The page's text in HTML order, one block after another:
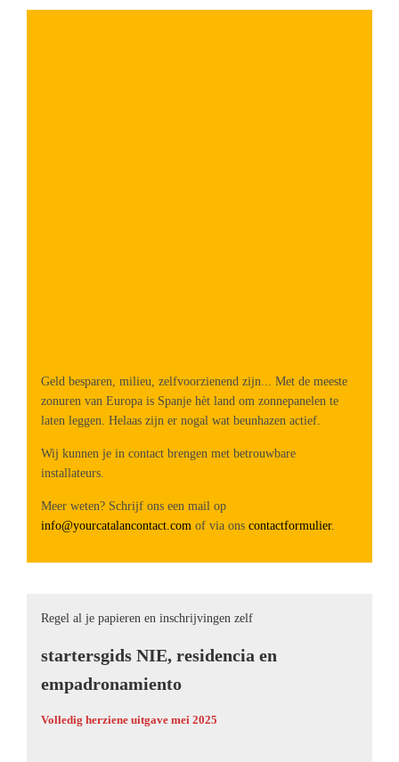
Geld besparen, milieu, zelfvoorzienend zijn... Met de meeste
zonuren van Europa is Spanje hèt land om zonnepanelen te
laten leggen. Helaas zijn er nogal wat beunhazen actief.
Wij kunnen je in contact brengen met betrouwbare
installateurs.
Meer weten? Schrijf ons een mail op
info@yourcatalancontact.com of via ons contactformulier.
Regel al je papieren en inschrijvingen zelf
startersgids NIE, residencia en
empadronamiento
Volledig herziene uitgave mei 2025